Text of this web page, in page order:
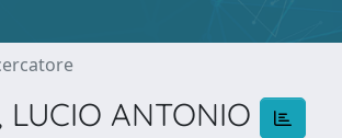
LUCIO ANTONIO